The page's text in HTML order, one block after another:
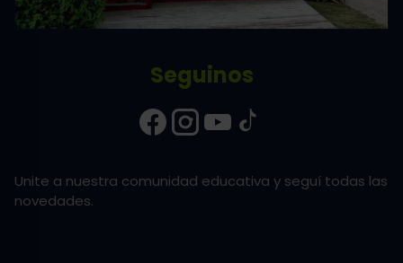
Seguinos
Unite a nuestra comunidad educativa y seguí todas las
novedades.